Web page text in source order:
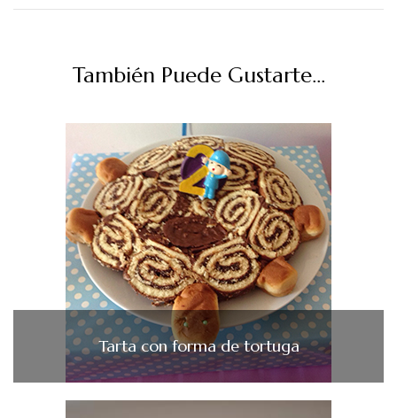
También Puede Gustarte...
Tarta con forma de tortuga